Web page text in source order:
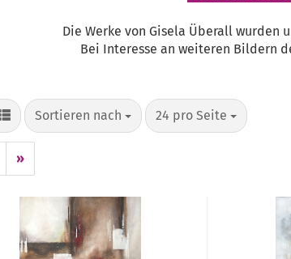
Die Werke von Gisela Überall wurden
Bei Interesse an weiteren Bildern
Sortieren nach
Sortieren nach 24 pro Seite
pro Seite
»